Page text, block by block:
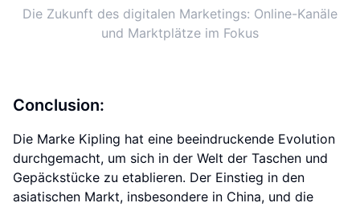
Die Zukunft des digitalen Marketings: Online-Kanäle
und Marktplätze im Fokus
Conclusion:
Die Marke Kipling hat eine beeindruckende Evolution
durchgemacht, um sich in der Welt der Taschen und
Gepäckstücke zu etablieren. Der Einstieg in den
asiatischen Markt, insbesondere in China, und die